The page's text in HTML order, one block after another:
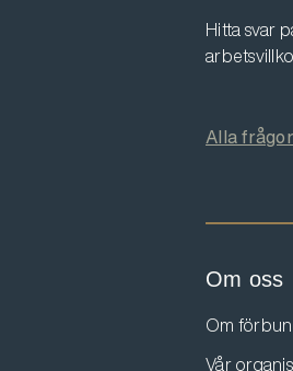
Hitta svar
Alla
Om oss
Om
Vår